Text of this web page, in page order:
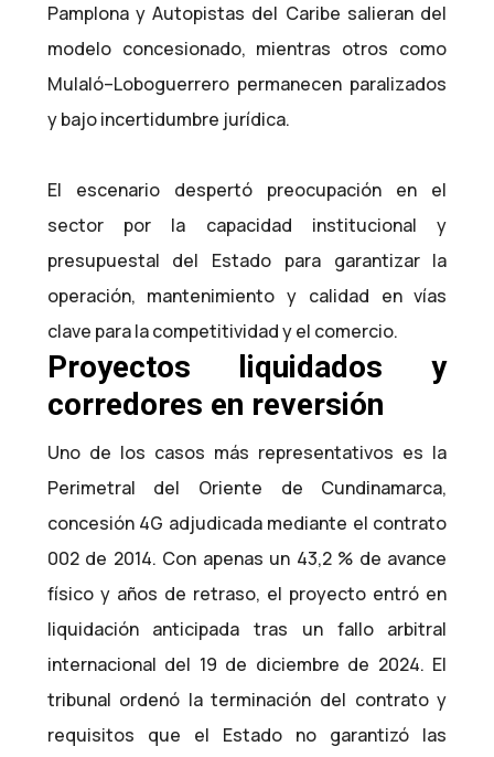
Pamplona y Autopistas del Caribe salieran del
modelo concesionado, mientras otros como
Mulaló–Loboguerrero permanecen paralizados
y bajo incertidumbre jurídica.
El escenario despertó preocupación en el
sector por la capacidad institucional y
presupuestal del Estado para garantizar la
operación, mantenimiento y calidad en vías
clave para la competitividad y el comercio.
Proyectos liquidados y
corredores en reversión
Uno de los casos más representativos es la
Perimetral del Oriente de Cundinamarca,
concesión 4G adjudicada mediante el contrato
002 de 2014. Con apenas un 43,2 % de avance
físico y años de retraso, el proyecto entró en
liquidación anticipada tras un fallo arbitral
internacional del 19 de diciembre de 2024. El
tribunal ordenó la terminación del contrato y
requisitos que el Estado no garantizó las